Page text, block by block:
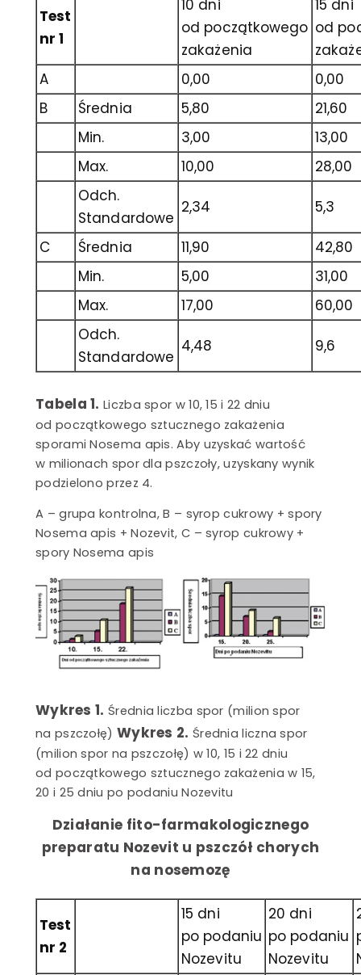
Test
nr 1
od początkowego
zakażenia
od
A
0,00
0,00
B
Średnia 5,80
21,60
Min.
3,00
13,00
Max.
10,00
28,00
Odch.
Standardowe
2,34 5,3
C Średnia 11,90
42,80
Min.
5,00
31,00
Max.
17,00
60,00
Odch.
Standardowe
4,48 9,6
Tabela 1. Liczba spor w 10, 15 i 22 dniu
od początkowego sztucznego zakażenia
sporami Nosema apis. Aby uzyskać wartość
w milionach spor dla pszczoły, uzyskany wynik
podzielono przez 4.
A – grupa kontrolna, B – syrop cukrowy + spory
Nosema apis + Nozevit, C – syrop cukrowy +
spory Nosema apis
Wykres 1. Średnia liczba spor (milion spor
na pszczołę) Wykres 2. Średnia liczna spor
(milion spor na pszczołę) w 10, 15 i 22 dniu
od początkowego sztucznego zakażenia w 15,
20 i 25 dniu po podaniu Nozevitu
Działanie fito-farmakologicznego
preparatu Nozevit u pszczół chorych
na nosemozę
Test
nr 2
15 dni
po podaniu
Nozevitu
20 dni
po podaniu
Nozevitu